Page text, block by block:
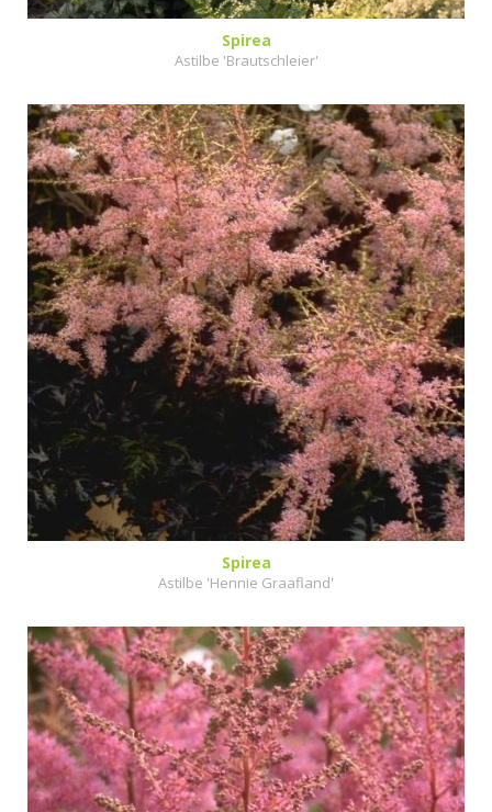
Spirea
Astilbe 'Brautschleier'
Spirea
Astilbe 'Hennie Graafland'